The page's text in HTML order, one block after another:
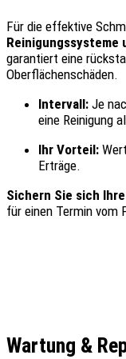
Für die effektive
Reinigungssysteme
garantiert eine
Oberflächenschäden.
Intervall: Je
eine Reinigung
Ihr Vorteil:
Erträge.
Sichern Sie sich
für einen Termin vom
Wartung &